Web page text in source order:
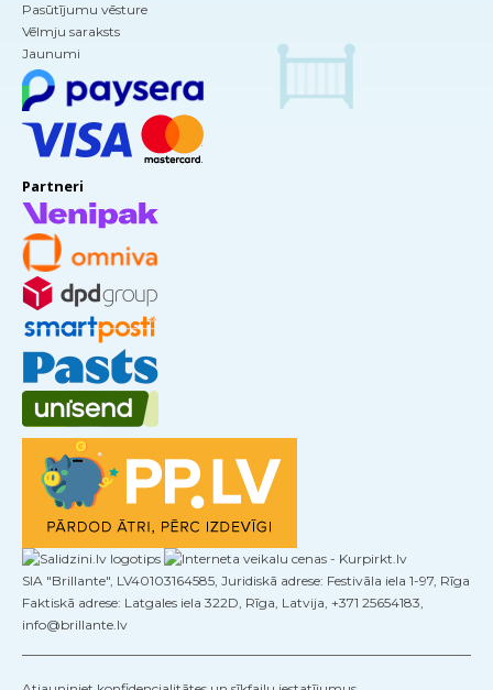
Pasūtījumu vēsture
Vēlmju saraksts
Jaunumi
Partneri
SIA "Brillante", LV40103164585, Juridiskā adrese: Festivāla iela 1-97, Rīga
Faktiskā adrese: Latgales iela 322D, Rīga, Latvija, +371 25654183,
info@brillante.lv